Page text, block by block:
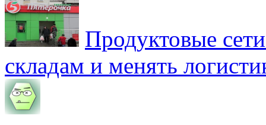
Продуктовые
складам и менять